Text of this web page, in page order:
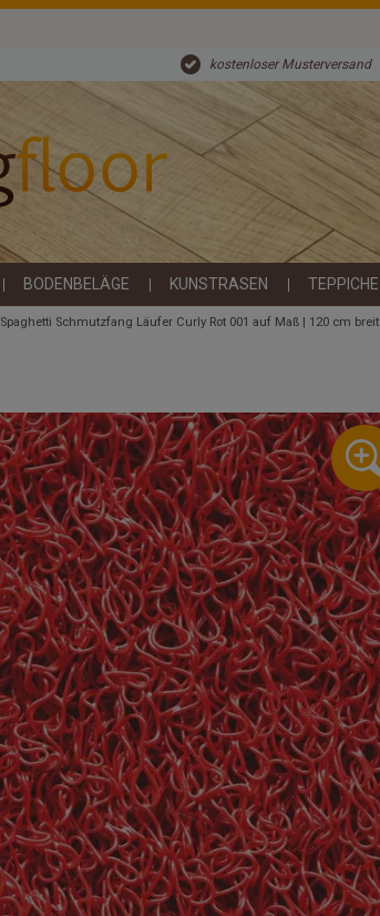
kostenloser Musterversand
BODENBELÄGE KUNSTRASEN TEPPICHE
Spaghetti Schmutzfang Läufer Curly Rot 001 auf Maß | 120 cm breit